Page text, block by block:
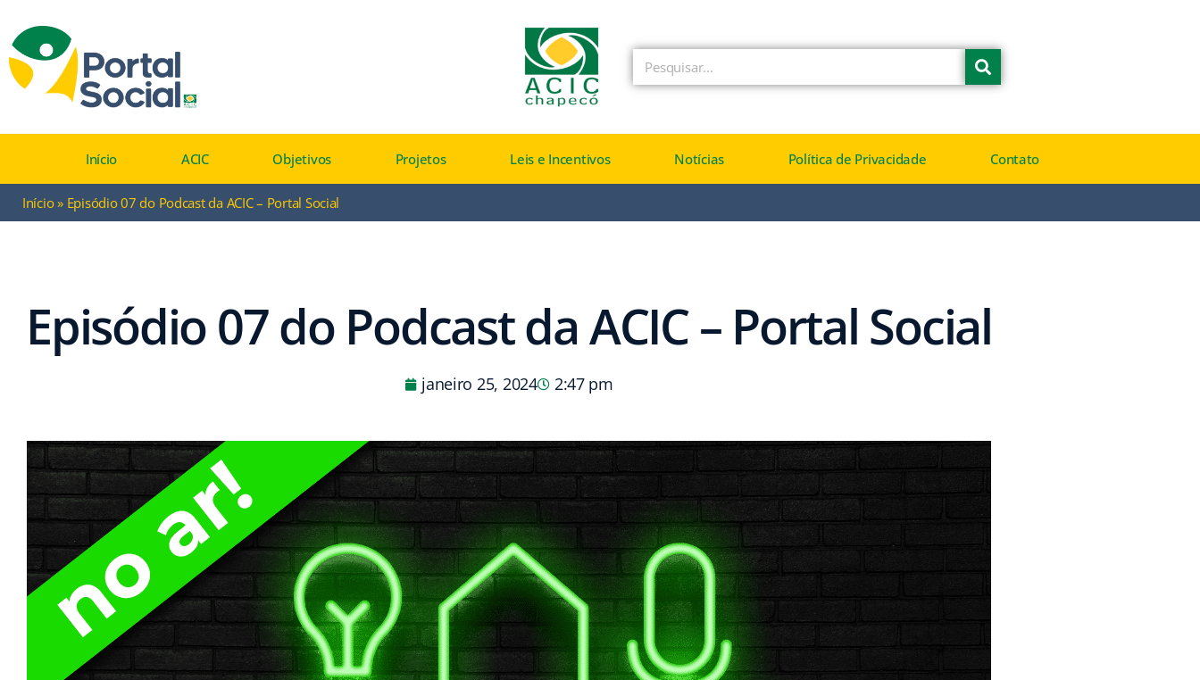
Início ACIC Objetivos Projetos Leis e Incentivos Notícias Política de Privacidade Contato
Início» Episódio 07 do Podcast da ACIC – Portal Social
Episódio 07 do Podcast da ACIC – Portal Social
janeiro 25, 2024 2:47 pm